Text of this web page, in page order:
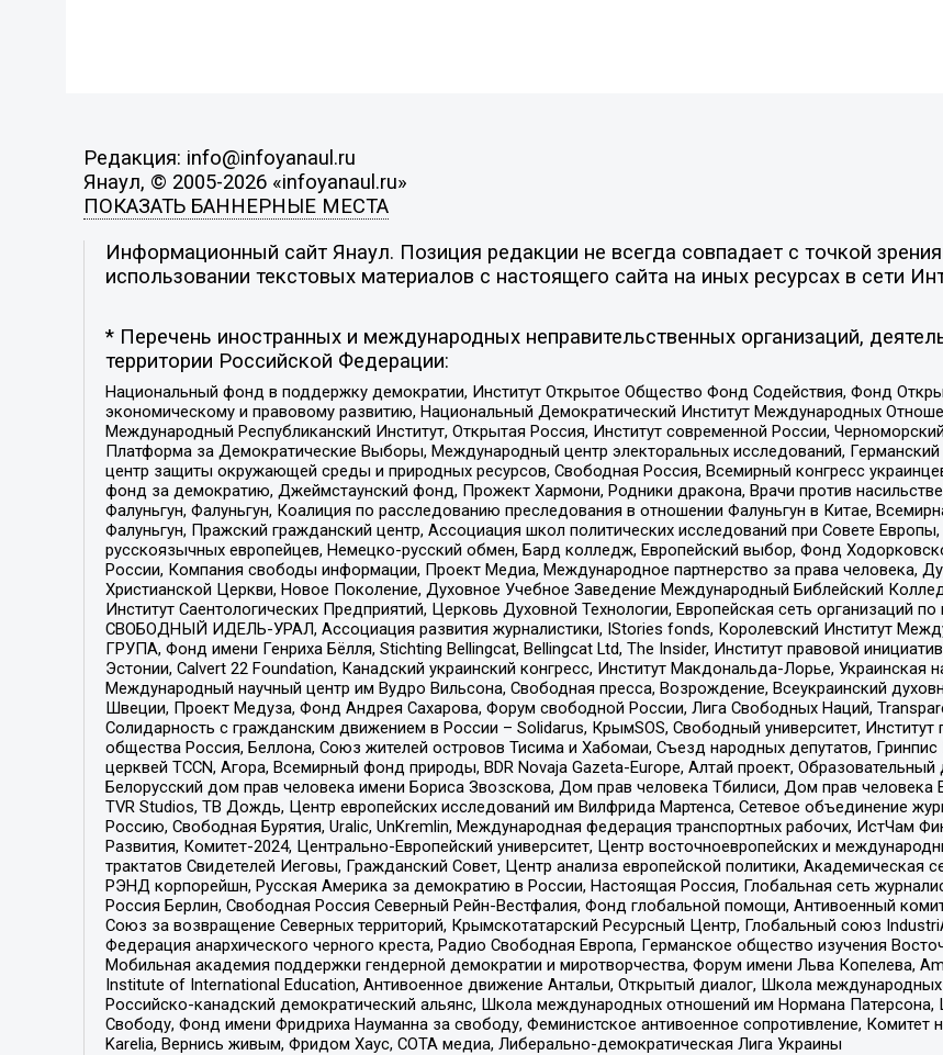
Редакция: info@infoyanaul.ru
Янаул, © 2005-2026 «infoyanaul.ru»
ПОКАЗАТЬ БАННЕРНЫЕ МЕСТА
Информационный сайт Янаул. Позиция редакции не всегда совпадает с точкой
использовании текстовых материалов с настоящего сайта на иных ресурсах в сети
* Перечень иностранных и международных неправительственных организаций,
территории Российской Федерации:
Национальный фонд в поддержку демократии, Институт Открытое Общество Фонд Содействия, Фонд
экономическому и правовому развитию, Национальный Демократический Институт Международных
Международный Республиканский Институт, Открытая Россия, Институт современной России,
Платформа за Демократические Выборы, Международный центр электоральных исследований,
центр защиты окружающей среды и природных ресурсов, Свободная Россия, Всемирный конгресс
фонд за демократию, Джеймстаунский фонд, Прожект Хармони, Родники дракона, Врачи против
Фалуньгун, Фалуньгун, Коалиция по расследованию преследования в отношении Фалуньгун в Китае,
Фалуньгун, Пражский гражданский центр, Ассоциация школ политических исследований при Совете
русскоязычных европейцев, Немецко-русский обмен, Бард колледж, Европейский выбор, Фонд
России, Компания свободы информации, Проект Медиа, Международное партнерство за права человека,
Христианской Церкви, Новое Поколение, Духовное Учебное Заведение Международный Библейский
Институт Саентологических Предприятий, Церковь Духовной Технологии, Европейская сеть организаций
СВОБОДНЫЙ ИДЕЛЬ-УРАЛ, Ассоциация развития журналистики, IStories fonds, Королевский Институт
ГРУПА, Фонд имени Генриха Бёлля, Stichting Bellingcat, Bellingcat Ltd, The Insider, Институт правовой
Эстонии, Calvert 22 Foundation, Канадский украинский конгресс, Институт Макдональда-Лорье,
Международный научный центр им Вудро Вильсона, Свободная пресса, Возрождение, Всеукраинский
Швеции, Проект Медуза, Фонд Андрея Сахарова, Форум свободной России, Лига Свободных Наций,
Солидарность с гражданским движением в России – Solidarus, КрымSOS, Свободный университет, Институт
общества Россия, Беллона, Союз жителей островов Тисима и Хабомаи, Съезд народных депутатов,
церквей TCCN, Агора, Всемирный фонд природы, BDR Novaja Gazeta-Europe, Алтай проект,
Белорусский дом прав человека имени Бориса Звозскова, Дом прав человека Тбилиси, Дом прав
TVR Studios, ТВ Дождь, Центр европейских исследований им Вилфрида Мартенса, Сетевое объединение
Россию, Свободная Бурятия, Uralic, UnKremlin, Международная федерация транспортных рабочих, ИстЧам
Развития, Комитет-2024, Центрально-Европейский университет, Центр восточноевропейских и
трактатов Свидетелей Иеговы, Гражданский Совет, Центр анализа европейской политики, Академическая
РЭНД корпорейшн, Русская Америка за демократию в России, Настоящая Россия, Глобальная сеть
Россия Берлин, Свободная Россия Северный Рейн-Вестфалия, Фонд глобальной помощи, Антивоенный
Союз за возвращение Северных территорий, Крымскотатарский Ресурсный Центр, Глобальный союз
Федерация анархического черного креста, Радио Свободная Европа, Германское общество изучения
Мобильная академия поддержки гендерной демократии и миротворчества, Форум имени Льва Копелева,
Institute of International Education, Антивоенное движение Антальи, Открытый диалог, Школа
Российско-канадский демократический альянс, Школа международных отношений им Нормана
Свободу, Фонд имени Фридриха Науманна за свободу, Феминистское антивоенное сопротивление, Комитет
Karelia, Вернись живым, Фридом Хаус, СОТА медиа, Либерально-демократическая Лига Украины